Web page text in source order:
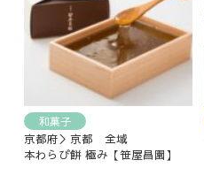
和菓子
京都府＞京都 全域
本わらび餅 極み【笹屋昌園】